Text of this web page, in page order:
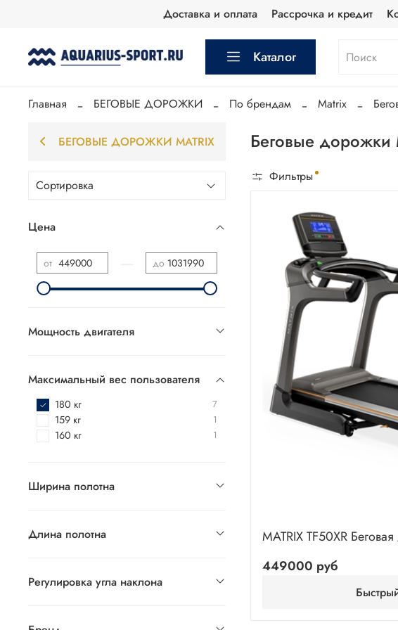
Доставка и оплата Рассрочка и кредит
Каталог
Главная БЕГОВЫЕ ДОРОЖКИ По брендам Matrix
Беговые дорожки
Фильтры
MATRIX TF50XR
449000 руб
БЕГОВЫЕ ДОРОЖКИ MATRIX
Цена
от до
Мощность двигателя
Максимальный вес пользователя
180 кг 7
159 кг 1
160 кг 1
Ширина полотна
Длина полотна
Регулировка угла наклона